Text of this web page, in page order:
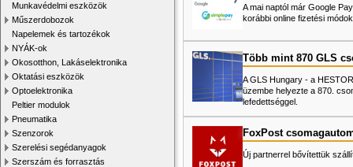
Munkavédelmi eszközök
Műszerdobozok
Napelemek és tartozékok
NYÁK-ok
Okosotthon, Lakáselektronika
Oktatási eszközök
Optoelektronika
Peltier modulok
Pneumatika
Szenzorok
Szerelési segédanyagok
Szerszám és forrasztás
A mai naptól már Google
korábbi online fizetési
Több mint 870 GLS
A GLS Hungary - a
üzembe helyezte a 870.
lefedettséggel.
FoxPost
Új partnerrel bővítettük